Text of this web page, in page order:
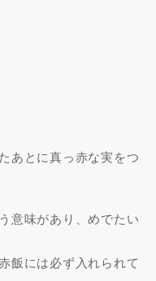
あとに真っ赤な実をつ
意味があり、めでたい
飯には必ず入れられて